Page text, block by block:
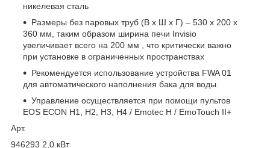
никелевая сталь
Размеры без паровых труб (В х Ш х Г) – 530 х 200 х
360 мм, таким образом ширина печи Invisio
увеличивает всего на 200 мм , что критически важно
при установке в ограниченных пространствах
Рекомендуется использование устройства FWA 01
для автоматического наполнения бака для воды.
Управление осуществляется при помощи пультов
EOS ECON H1, H2, H3, H4 / Emotec H / EmoTouch II+
Арт.
946293 2,0 кВт